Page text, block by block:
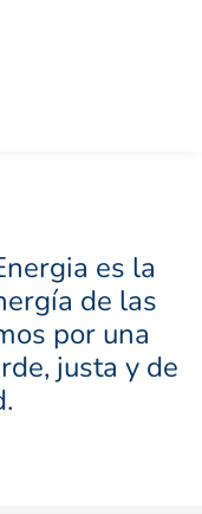
es la
de las
por una
justa y de